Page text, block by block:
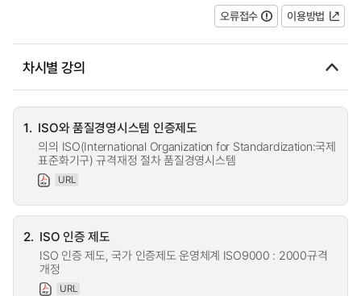
오류접수 이용방법
차시별 강의
1. ISO와 품질경영시스템 인증제도
의의 ISO(International Organization for Standardization:국제
표준화기구) 규격재정 절차 품질경영시스템
URL
2. ISO 인증 제도
ISO 인증 제도, 국가 인증제도 운영체계 ISO9000 : 2000규격
개정
URL